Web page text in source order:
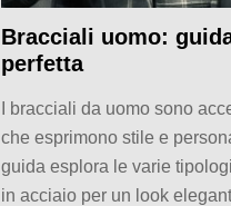
Bracciali uomo:
perfetta
I bracciali da uomo sono
che esprimono stile e
guida esplora le varie
in acciaio per un look